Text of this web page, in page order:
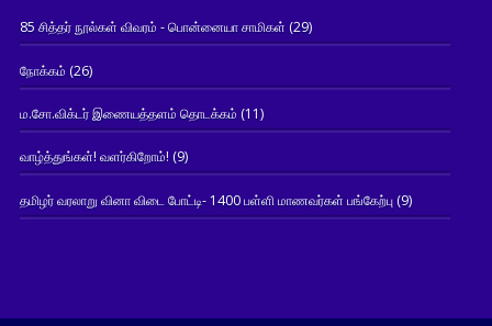
85 சித்தர் நூல்கள் விவரம் - பொன்னையா சாமிகள் (29)
நோக்கம் (26)
ம.சோ.விக்டர் இணையத்தளம் தொடக்கம் (11)
வாழ்த்துங்கள்! வளர்கிறோம்! (9)
தமிழர் வரலாறு வினா விடை போட்டி- 1400 பள்ளி மாணவர்கள் பங்கேற்பு(9)